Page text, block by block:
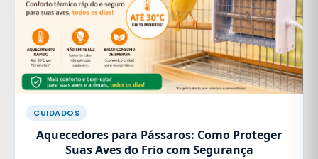
CUIDADOS
Aquecedores para Pássaros: Como Proteger
Suas Aves do Frio com Segurança